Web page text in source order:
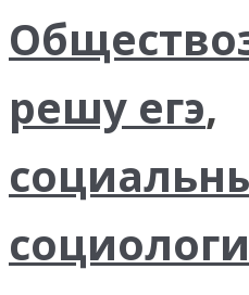
решу егэ,